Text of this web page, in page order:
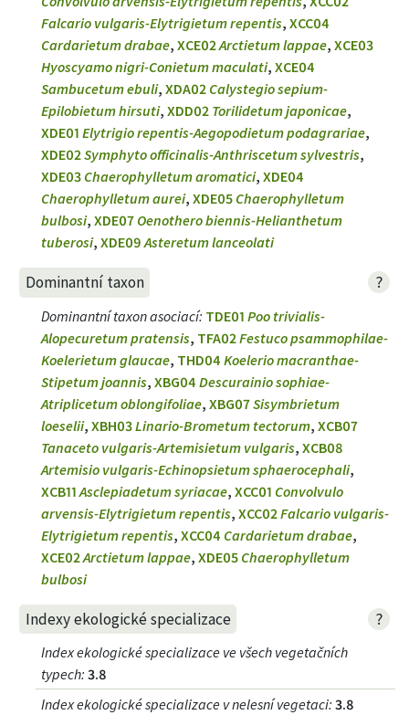
Falcario vulgaris-Elytrigietum repentis,XCC04
Cardarietum drabae,XCE02Arctietum lappae,XCE03
Hyoscyamo nigri-Conietum maculati,XCE04
Sambucetum ebuli,XDA02 Calystegio sepium-
Epilobietum hirsuti,XDD02 Torilidetum japonicae,
XDE01Elytrigio repentis-Aegopodietum podagrariae,
XDE02Symphyto officinalis-Anthriscetum sylvestris,
XDE03 Chaerophylletum aromatici,XDE04
Chaerophylletum aurei,XDE05 Chaerophylletum
bulbosi,XDE07 Oenothero biennis-Helianthetum
tuberosi,XDE09Asteretum lanceolati
Dominantní taxon ?
Dominantní taxon asociací: TDE01Poo trivialis-
Alopecuretum pratensis, TFA02Festuco psammophilae-
Koelerietum glaucae, THD04Koelerio macranthae-
Stipetum joannis,XBG04Descurainio sophiae-
Atriplicetum oblongifoliae,XBG07Sisymbrietum
loeselii,XBH03Linario-Brometum tectorum,XCB07
Tanaceto vulgaris-Artemisietum vulgaris,XCB08
Artemisio vulgaris-Echinopsietum sphaerocephali,
XCB11Asclepiadetum syriacae,XCC01 Convolvulo
arvensis-Elytrigietum repentis,XCC02Falcario vulgaris-
Elytrigietum repentis,XCC04 Cardarietum drabae,
XCE02Arctietum lappae,XDE05 Chaerophylletum
bulbosi
Indexy ekologické specializace ?
Index ekologické specializace ve všech vegetačních
typech: 3.8
Index ekologické specializace v nelesní vegetaci: 3.8